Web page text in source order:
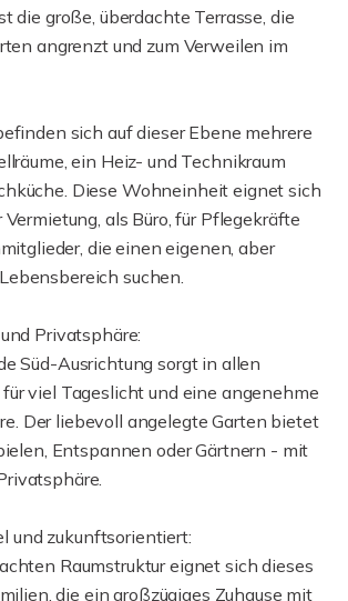
die große, überdachte Terrasse, die
angrenzt und zum Verweilen im
sich auf dieser Ebene mehrere
ein Heiz- und Technikraum
Diese Wohneinheit eignet sich
Vermietung, als Büro, für Pflegekräfte
die einen eigenen, aber
suchen.
Privatsphäre:
Süd-Ausrichtung sorgt in allen
viel Tageslicht und eine angenehme
Der liebevoll angelegte Garten bietet
Entspannen oder Gärtnern - mit
und zukunftsorientiert:
Raumstruktur eignet sich dieses
die ein großzügiges Zuhause mit